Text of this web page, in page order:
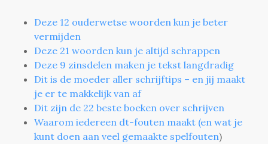
Deze 12 ouderwetse woorden kun je beter
vermijden
Deze 21 woorden kun je altijd schrappen
Deze 9 zinsdelen maken je tekst langdradig
Dit is de moeder aller schrijftips – en jij maakt
je er te makkelijk van af
Dit zijn de 22 beste boeken over schrijven
Waarom iedereen dt-fouten maakt (en wat je
kunt doen aan veel gemaakte spelfouten)